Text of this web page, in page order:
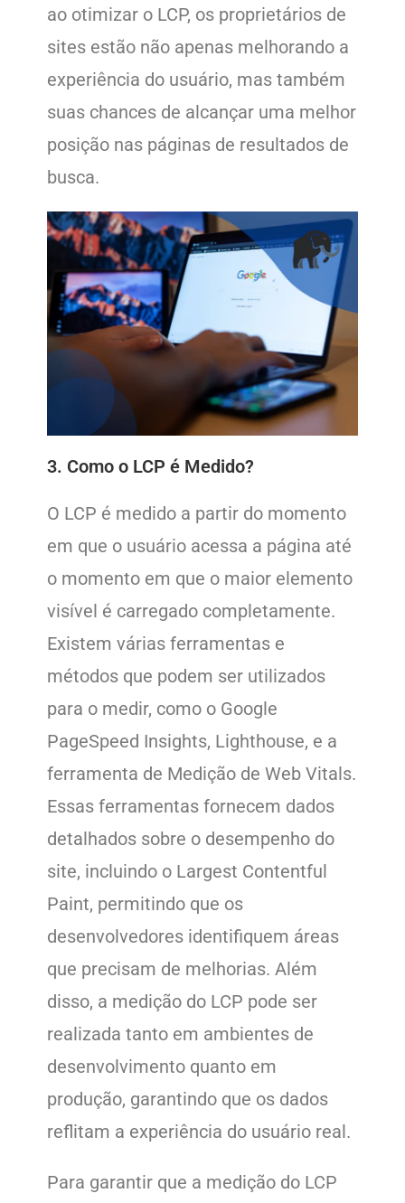
ao otimizar o LCP, os proprietários de
sites estão não apenas melhorando a
experiência do usuário, mas também
suas chances de alcançar uma melhor
posição nas páginas de resultados de
busca.
3. Como o LCP é Medido?
O LCP é medido a partir do momento
em que o usuário acessa a página até
o momento em que o maior elemento
visível é carregado completamente.
Existem várias ferramentas e
métodos que podem ser utilizados
para o medir, como o Google
PageSpeed Insights, Lighthouse, e a
ferramenta de Medição de Web Vitals.
Essas ferramentas fornecem dados
detalhados sobre o desempenho do
site, incluindo o Largest Contentful
Paint, permitindo que os
desenvolvedores identifiquem áreas
que precisam de melhorias. Além
disso, a medição do LCP pode ser
realizada tanto em ambientes de
desenvolvimento quanto em
produção, garantindo que os dados
reflitam a experiência do usuário real.
Para garantir que a medição do LCP